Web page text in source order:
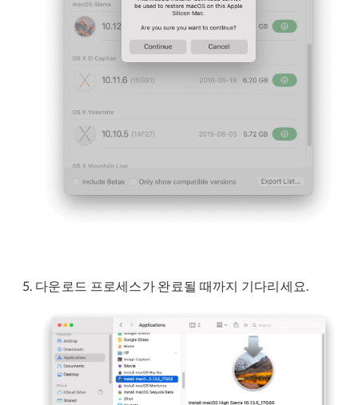
다운로드 프로세스가 완료될 때까지 기다리세요.